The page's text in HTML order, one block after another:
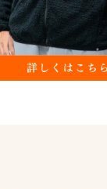
霧ヶ峰おす